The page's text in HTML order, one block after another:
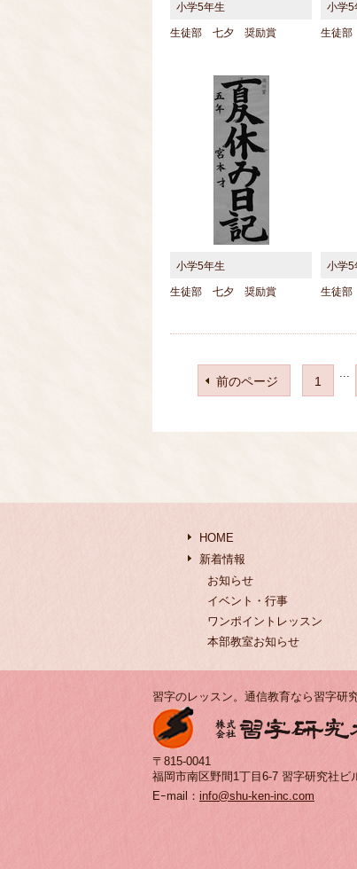
小学5年生
生徒部 七夕 奨励賞
小学5
生徒
小学5年生
生徒部 七夕 奨励賞
小学5
生徒
前のページ 1
...
HOME
新着情報
お知らせ
イベント・行事
ワンポイントレッスン
本部教室お知らせ
習字のレッスン。通信教育なら習字研究
〒815-0041
福岡市南区野間1丁目6-7 習字研究社ビ
Eｰmail： info@shu-ken-inc.com